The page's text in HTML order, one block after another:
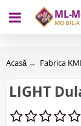
ML-
MOBILĂ
RU RO
Acasă → Fabrica
LIGHT